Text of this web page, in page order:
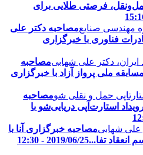
فرصتی طلایی برای
مصاحبه دکتر علی
فناوری با خبرگزاری
مصاحبه
ملی پرواز آزاد با خبرگزاری
مصاحبه
استارت‌آپی دریایی‌شو با
مصاحبه خبرگزاری آنا با
انعقاد تفا...2019/06/25 - 12:30